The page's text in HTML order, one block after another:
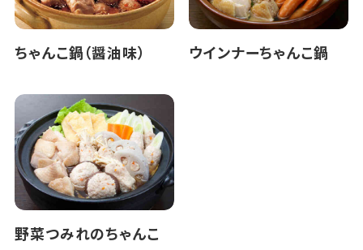
ちゃんこ鍋（醤油味） ウインナーちゃんこ鍋
野菜つみれのちゃんこ